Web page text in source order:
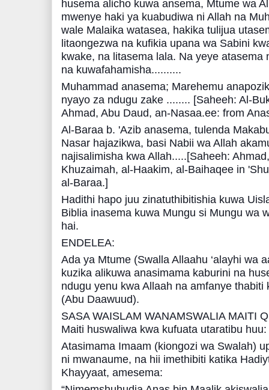
husema alicho kuwa ansema, Mtume wa
mwenye haki ya kuabudiwa ni Allah na
wale Malaika watasea, hakika tulijua
litaongezwa na kufikia upana wa Sabini
kwake, na litasema lala. Na yeye atasema
na kuwafahamisha..........
Muhammad anasema; Marehemu
nyayo za ndugu zake ........ [Saheeh: Al-
Ahmad, Abu Daud, an-Nasaa.ee: from
Al-Baraa b. 'Azib anasema, tulenda
Nasar hajazikwa, basi Nabii wa Allah
najisalimisha kwa Allah.....[Saheeh:
Khuzaimah, al-Haakim, al-Baihaqee in
al-Baraa.]
Hadithi hapo juu zinatuthibitishia kuwa
Biblia inasema kuwa Mungu si Mungu wa
hai.
ENDELEA:
Ada ya Mtume (Swalla Allaahu ‘alayhi wa
kuzika alikuwa anasimama kaburini na
ndugu yenu kwa Allaah na amfanye thabiti
(Abu Daawuud).
SASA WAISLAM WANAMSWALIA MAITI
Maiti huswaliwa kwa kufuata utaratibu huu:
Atasimama Imaam (kiongozi wa Swalah)
ni mwanaume, na hii imethibiti katika
Khayyaat, amesema: